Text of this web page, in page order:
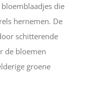
die
hernemen. De
schitterende
de bloemen
groene